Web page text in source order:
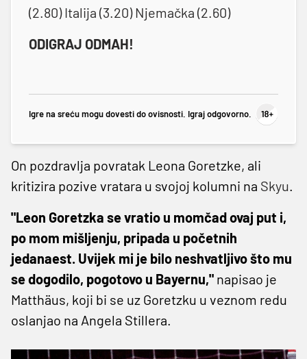
(2.80) Italija (3.20) Njemačka (2.60)
ODIGRAJ ODMAH!
Igre na sreću mogu dovesti do ovisnosti. Igraj odgovorno.
On pozdravlja povratak Leona Goretzke, ali
kritizira pozive vratara u svojoj kolumni na Skyu.
"Leon Goretzka se vratio u momčad ovaj put i,
po mom mišljenju, pripada u početnih
jedanaest. Uvijek mi je bilo neshvatljivo što mu
se dogodilo, pogotovo u Bayernu," napisao je
Matthäus, koji bi se uz Goretzku u veznom redu
oslanjao na Angela Stillera.